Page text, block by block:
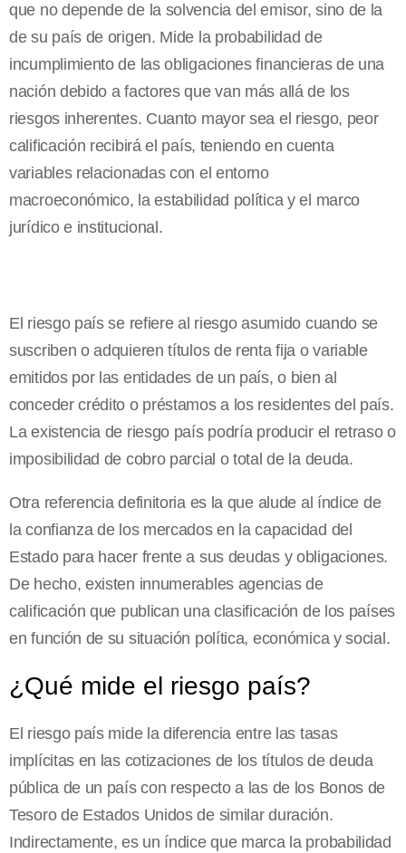
que no depende de la solvencia del emisor, sino de la
de su país de origen. Mide la probabilidad de
incumplimiento de las obligaciones financieras de una
nación debido a factores que van más allá de los
riesgos inherentes. Cuanto mayor sea el riesgo, peor
calificación recibirá el país, teniendo en cuenta
variables relacionadas con el entorno
macroeconómico, la estabilidad política y el marco
jurídico e institucional.
El riesgo país se refiere al riesgo asumido cuando se
suscriben o adquieren títulos de renta fija o variable
emitidos por las entidades de un país, o bien al
conceder crédito o préstamos a los residentes del país.
La existencia de riesgo país podría producir el retraso o
imposibilidad de cobro parcial o total de la deuda.
Otra referencia definitoria es la que alude al índice de
la confianza de los mercados en la capacidad del
Estado para hacer frente a sus deudas y obligaciones.
De hecho, existen innumerables agencias de
calificación que publican una clasificación de los países
en función de su situación política, económica y social.
¿Qué mide el riesgo país?
El riesgo país mide la diferencia entre las tasas
implícitas en las cotizaciones de los títulos de deuda
pública de un país con respecto a las de los Bonos de
Tesoro de Estados Unidos de similar duración.
Indirectamente, es un índice que marca la probabilidad